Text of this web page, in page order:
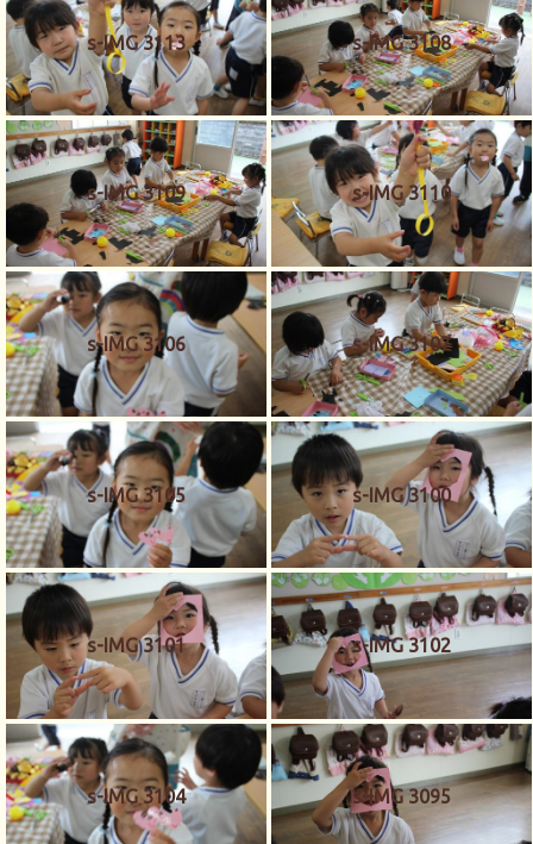
s-IMG 3113 s-IMG 3108
s-IMG 3109 s-IMG 3110
s-IMG 3106 s-IMG 3107
s-IMG 3105 s-IMG 3100
s-IMG 3101 s-IMG 3102
s-IMG 3104 s-IMG 3095